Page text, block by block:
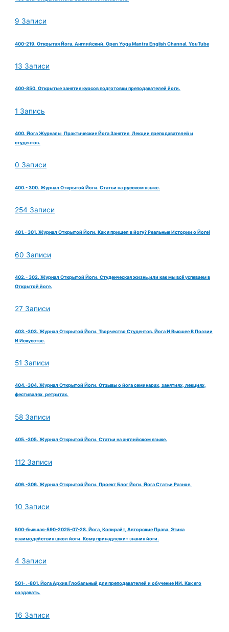
9 Записи
400-219. Открытая Йога. Английский. Open Yoga Mantra English Channal. YouTube
13 Записи
400-850. Открытые занятия курсов подготовки преподавателей йоги.
1 Запись
400. Йога Журналы, Практические Йога Занятия, Лекции преподавателей и
студентов.
0 Записи
400.- 300. Журнал Открытой Йоги. Статьи на русском языке.
254 Записи
401.- 301. Журнал Открытой Йоги. Как я пришел в йогу? Реальные Истории о Йоге!
60 Записи
402.- 302. Журнал Открытой Йоги. Студенческая жизнь,или как мы всё успеваем в
Открытой йоге.
27 Записи
403.-303. Журнал Открытой Йоги. Творчество Студентов. Йога И Высшее В Поэзии
И Искусстве.
51 Записи
404.-304. Журнал Открытой Йоги. Отзывы о йога семинарах, занятиях, лекциях,
фестивалях, ретритах.
58 Записи
405.-305. Журнал Открытой Йоги. Статьи на английском языке.
112 Записи
406.-306. Журнал Открытой Йоги. Проект Блог Йоги. Йога Статьи Разное.
10 Записи
500-бывшая-590-2025-07-28. Йога, Копирайт, Авторские Права. Этика
взаимодействия школ йоги. Кому принадлежит знания йоги.
4 Записи
501- .-801. Йога Архив Глобальный для преподавателей и обучение ИИ. Как его
создавать.
16 Записи